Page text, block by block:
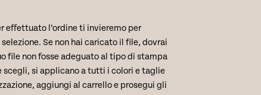
effettuato l’ordine ti invieremo per
Se non hai caricato il file, dovrai
file non fosse adeguato al tipo di stampa
scegli, si applicano a tutti i colori e taglie
aggiungi al carrello e prosegui gli